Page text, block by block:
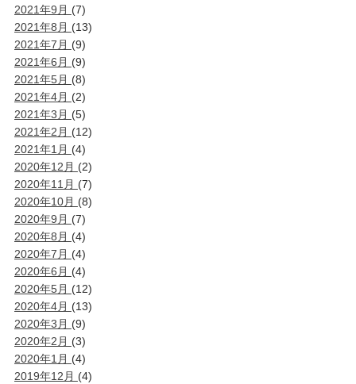
2021年9月 (7)
2021年8月 (13)
2021年7月 (9)
2021年6月 (9)
2021年5月 (8)
2021年4月 (2)
2021年3月 (5)
2021年2月 (12)
2021年1月 (4)
2020年12月 (2)
2020年11月 (7)
2020年10月 (8)
2020年9月 (7)
2020年8月 (4)
2020年7月 (4)
2020年6月 (4)
2020年5月 (12)
2020年4月 (13)
2020年3月 (9)
2020年2月 (3)
2020年1月 (4)
2019年12月 (4)